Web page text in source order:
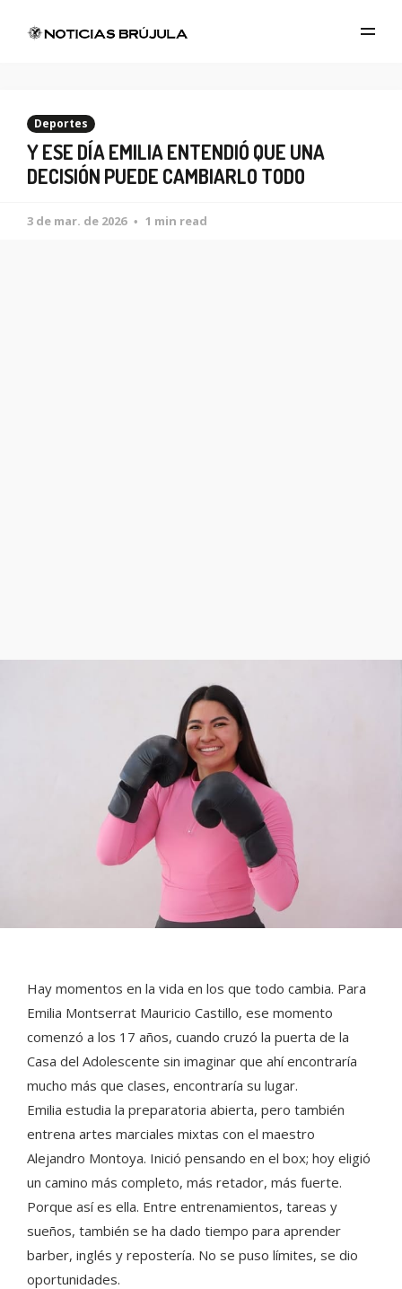
Deportes
Y ESE DÍA EMILIA ENTENDIÓ QUE UNA
DECISIÓN PUEDE CAMBIARLO TODO
3 de mar. de 2026 1 min read
Hay momentos en la vida en los que todo cambia. Para
Emilia Montserrat Mauricio Castillo, ese momento
comenzó a los 17 años, cuando cruzó la puerta de la
Casa del Adolescente sin imaginar que ahí encontraría
mucho más que clases, encontraría su lugar.
Emilia estudia la preparatoria abierta, pero también
entrena artes marciales mixtas con el maestro
Alejandro Montoya. Inició pensando en el box; hoy eligió
un camino más completo, más retador, más fuerte.
Porque así es ella. Entre entrenamientos, tareas y
sueños, también se ha dado tiempo para aprender
barber, inglés y repostería. No se puso límites, se dio
oportunidades.